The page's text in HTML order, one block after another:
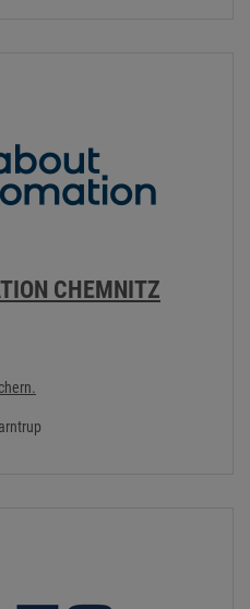
CHEMNITZ